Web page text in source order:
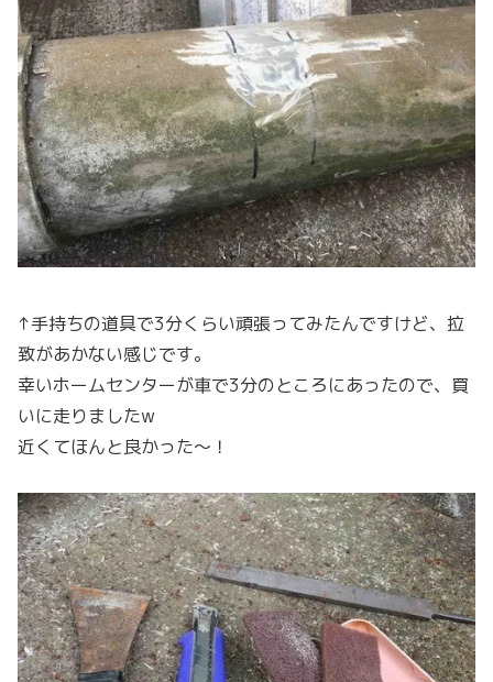
↑手持ちの道具で3分くらい頑張ってみたんですけど、拉
致があかない感じです。
幸いホームセンターが車で3分のところにあったので、買
いに走りましたw
近くてほんと良かった〜！